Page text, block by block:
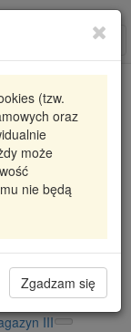
(tzw.
oraz
może
nie będą
Zgadzam się
Lublin 0
II
V
III